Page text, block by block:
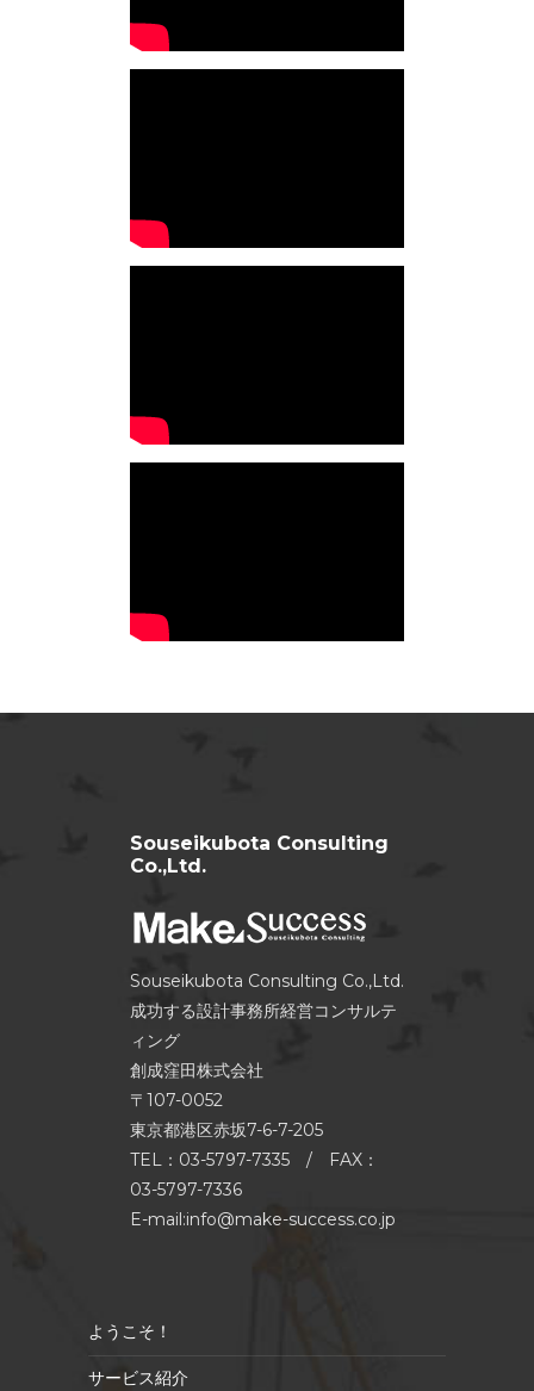
Souseikubota Consulting
Co.,Ltd.
Souseikubota Consulting Co.,Ltd.
成功する設計事務所経営コンサルテ
ィング
創成窪田株式会社
〒107-0052
東京都港区赤坂7-6-7-205
TEL：03-5797-7335 / FAX：
03-5797-7336
E-mail:info@make-success.co.jp
ようこそ！
サービス紹介